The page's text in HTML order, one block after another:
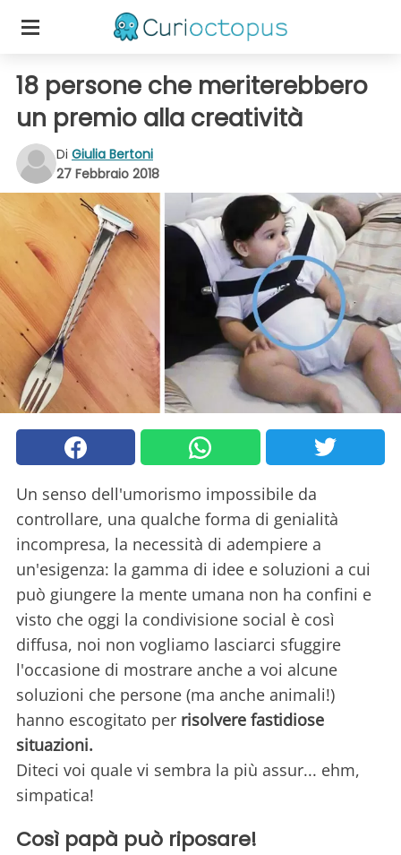
18 persone che meriterebbero
un premio alla creatività
Di Giulia Bertoni
27 Febbraio 2018
Un senso dell'umorismo impossibile da
controllare, una qualche forma di genialità
incompresa, la necessità di adempiere a
un'esigenza: la gamma di idee e soluzioni a cui
può giungere la mente umana non ha confini e
visto che oggi la condivisione social è così
diffusa, noi non vogliamo lasciarci sfuggire
l'occasione di mostrare anche a voi alcune
soluzioni che persone (ma anche animali!)
hanno escogitato per risolvere fastidiose
situazioni.
Diteci voi quale vi sembra la più assur... ehm,
simpatica!
Così papà può riposare!